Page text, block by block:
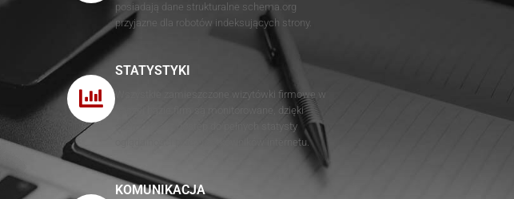
posiadają dane strukturalne schema.org
przyjazne dla robotów indeksujących strony.
STATYSTYKI
Wszystkie zamieszczone wizytówki firmowe w
naszej bazie firm są monitorowane, dzięki
czemu masz dostęp do pełnych statysty
oglądalności przez użytkowników internetu.
KOMUNIKACJA